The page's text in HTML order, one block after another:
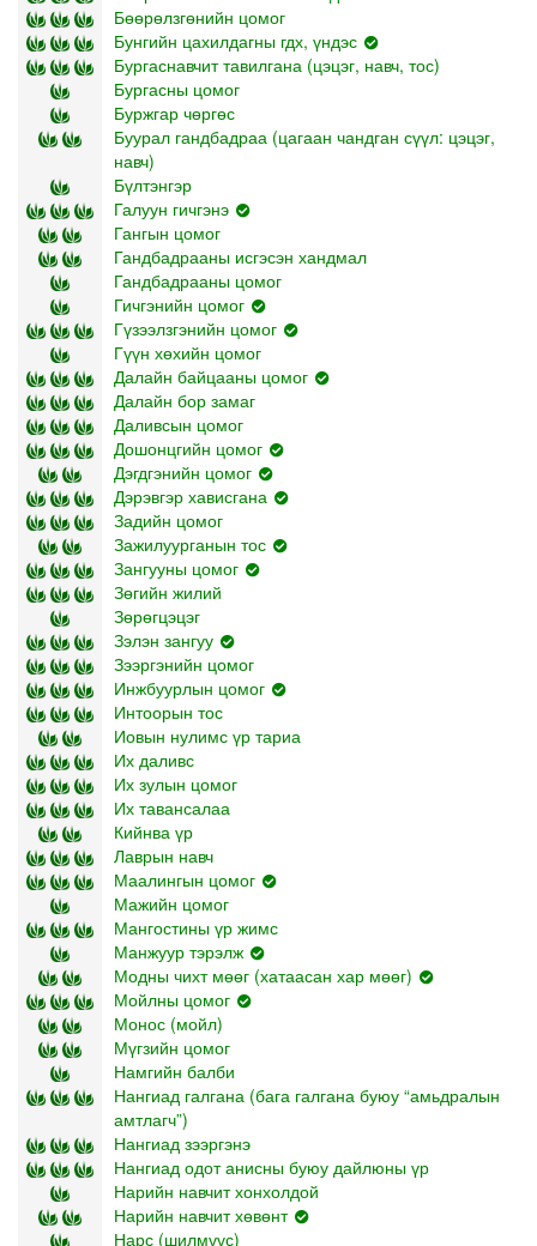
Бөөрөлзгөнийн цомог
Бунгийн цахилдагны гдх, үндэс
Бургаснавчит тавилгана (цэцэг, навч, тос)
Бургасны цомог
Буржгар чөргөс
Буурал гандбадраа (цагаан чандган сүүл: цэцэг,
навч)
Бүлтэнгэр
Галуун гичгэнэ
Гангын цомог
Гандбадрааны исгэсэн хандмал
Гандбадрааны цомог
Гичгэнийн цомог
Гүзээлзгэнийн цомог
Гүүн хөхийн цомог
Далайн байцааны цомог
Далайн бор замаг
Даливсын цомог
Дошонцгийн цомог
Дэгдгэнийн цомог
Дэрэвгэр хависгана
Задийн цомог
Зажилуурганын тос
Зангууны цомог
Зөгийн жилий
Зөрөгцэцэг
Зэлэн зангуу
Зээргэнийн цомог
Инжбуурлын цомог
Интоорын тос
Иовын нулимс үр тариа
Их даливс
Их зулын цомог
Их тавансалаа
Кийнва үр
Лаврын навч
Маалингын цомог
Мажийн цомог
Мангостины үр жимс
Манжуур тэрэлж
Модны чихт мөөг (хатаасан хар мөөг)
Мойлны цомог
Монос (мойл)
Мүгзийн цомог
Намгийн балби
Нангиад галгана (бага галгана буюу “амьдралын
амтлагч”)
Нангиад зээргэнэ
Нангиад одот анисны буюу дайлюны үр
Нарийн навчит хонхолдой
Нарийн навчит хөвөнт
Нарс (шилмүүс)